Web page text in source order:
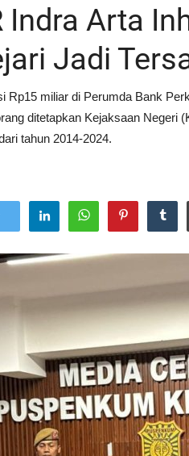
Indra Arta
Jadi
Rp15 miliar di Perumda Bank
ditetapkan Kejaksaan Negeri
tahun 2014-2024.